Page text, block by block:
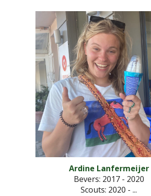
Ardine Lanfermeijer
Bevers: 2017 - 2020
Scouts: 2020 - ...